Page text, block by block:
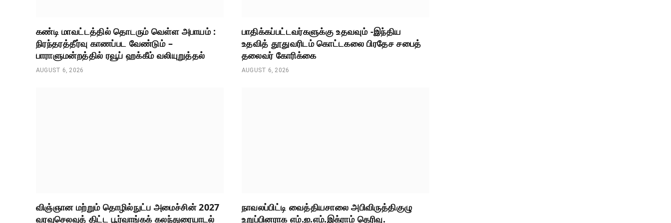
கண்டி மாவட்டத்தில் தொடரும் வெள்ள அபாயம் :
நிரந்தரத்தீர்வு காணப்பட வேண்டும் –
பாராளுமன்றத்தில் ரவூப் ஹக்கீம் வலியுறுத்தல்
AUGUST 6, 2026
பாதிக்கப்பட்டவர்களுக்கு உதவவும் -இந்திய
உதவித் தூதுவரிடம் கொட்டகலை பிரதேச சபைத்
தலைவர் கோரிக்கை
AUGUST 6, 2026
விஞ்ஞான மற்றும் தொழில்நுட்ப அமைச்சின் 2027
வரவுசெலவுத் திட்ட பூர்வாங்கக் கலந்துரையாடல்
நாவலப்பிட்டி வைத்தியசாலை அபிவிருத்திகுழு
உறுப்பினராக எம்.ஐ.எம்.இக்ராம் தெரிவு.